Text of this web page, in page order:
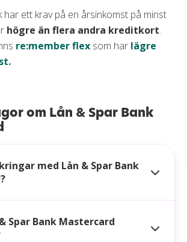
har ett krav på en årsinkomst på minst
högre än flera andra kreditkort.
re:member flex som har lägre
om Lån & Spar Bank
med Lån & Spar Bank
Spar Bank Mastercard